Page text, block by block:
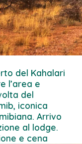
del Kahalari
l’area e
del
iconica
Arrivo
al lodge.
e cena